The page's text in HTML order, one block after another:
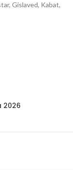
Gislaved, Kabat,
2026